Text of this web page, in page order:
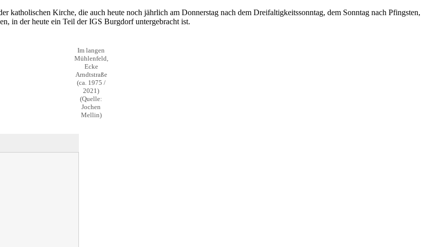
katholischen Kirche, die auch heute noch jährlich am Donnerstag nach dem Dreifaltigkeitssonntag, dem Sonntag nach Pfingsten,
in der heute ein Teil der IGS Burgdorf untergebracht ist.
Im langen
Mühlenfeld,
Ecke
Arndtstraße
(ca. 1975 /
2021)
(Quelle:
Jochen
Mellin)